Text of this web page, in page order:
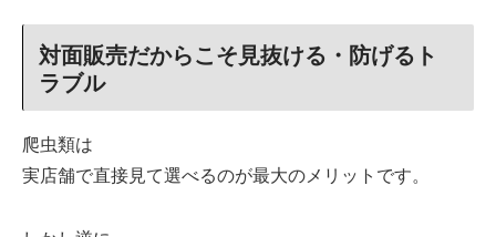
対面販売だからこそ見抜ける・防げるト
ラブル
爬虫類は
実店舗で直接見て選べるのが最大のメリットです。